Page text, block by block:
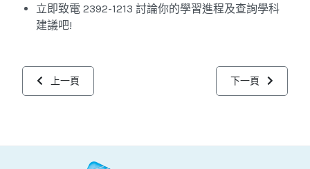
立即致電 2392-1213 討論你的學習進程及查詢學科
建議吧!
上一篇文章: ELEMENT的學生
上一頁 下一篇文章: 課程
下一頁